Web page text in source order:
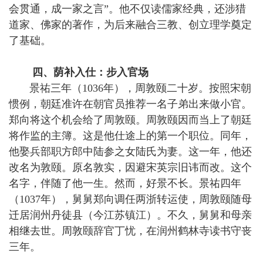
会贯通，成一家之言”。他不仅读儒家经典，还涉猎
道家、佛家的著作，为后来融合三教、创立理学奠定
了基础。
四、荫补入仕：步入官场
景祐三年（1036年），周敦颐二十岁。按照宋朝
惯例，朝廷准许在朝官员推荐一名子弟出来做小官。
郑向将这个机会给了周敦颐。周敦颐因而当上了朝廷
将作监的主簿。这是他仕途上的第一个职位。同年，
他娶兵部职方郎中陆参之女陆氏为妻。这一年，他还
改名为敦颐。原名敦实，因避宋英宗旧讳而改。这个
名字，伴随了他一生。然而，好景不长。景祐四年
（1037年），舅舅郑向调任两浙转运使，周敦颐随母
迁居润州丹徒县（今江苏镇江）。不久，舅舅和母亲
相继去世。周敦颐辞官丁忧，在润州鹤林寺读书守丧
三年。